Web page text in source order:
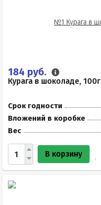
184 руб.
Курага в шоколаде, 100г
Срок годности
Вложений в коробке
Вес
В корзину